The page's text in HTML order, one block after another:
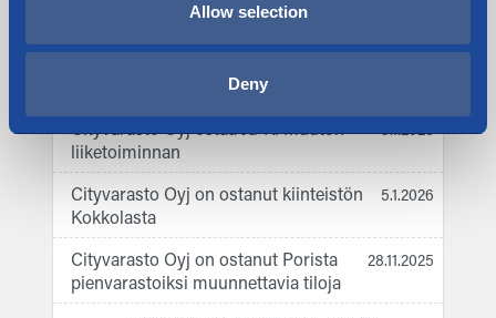
Allow selection
Deny
Espoo Kivenlahti, tilapäinen
Tiilenvalajantien kautta.
7.4.2026
Cityvarasto Oyj ostaa Ja-Ki Muuton
liiketoiminnan
9.1.2026
Cityvarasto Oyj on ostanut kiinteistön
Kokkolasta
5.1.2026
Cityvarasto Oyj on ostanut Porista
pienvarastoiksi muunnettavia tiloja
28.11.2025